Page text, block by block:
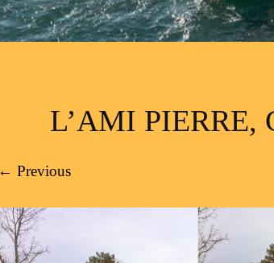
L’AMI PIERRE,
← Previous